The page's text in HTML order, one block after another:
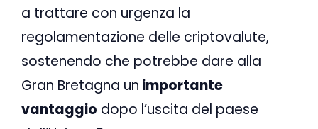
a trattare con urgenza la
regolamentazione delle criptovalute,
sostenendo che potrebbe dare alla
Gran Bretagna un importante
vantaggio dopo l’uscita del paese